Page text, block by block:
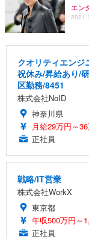
エン
クオリティエンジ
祝休み/昇給あり/
区勤務/8451
株式会社NoID
神奈川県
月給29万円～
正社員
戦略/IT営業
株式会社WorkX
東京都
年収500万円～
正社員